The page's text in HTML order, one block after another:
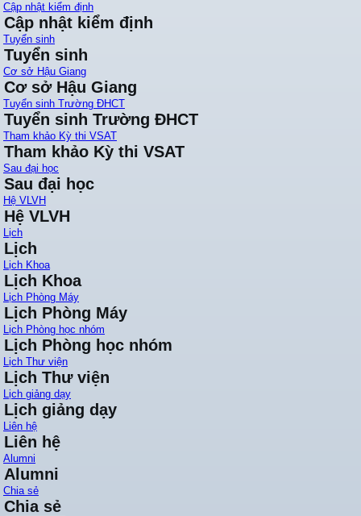
Cập nhật kiểm định
Cập nhật kiểm định
Tuyển sinh
Tuyển sinh
Cơ sở Hậu Giang
Cơ sở Hậu Giang
Tuyển sinh Trường ĐHCT
Tuyển sinh Trường ĐHCT
Tham khảo Kỳ thi VSAT
Tham khảo Kỳ thi VSAT
Sau đại học
Sau đại học
Hệ VLVH
Hệ VLVH
Lịch
Lịch
Lịch Khoa
Lịch Khoa
Lịch Phòng Máy
Lịch Phòng Máy
Lịch Phòng học nhóm
Lịch Phòng học nhóm
Lịch Thư viện
Lịch Thư viện
Lịch giảng dạy
Lịch giảng dạy
Liên hệ
Liên hệ
Alumni
Alumni
Chia sẻ
Chia sẻ